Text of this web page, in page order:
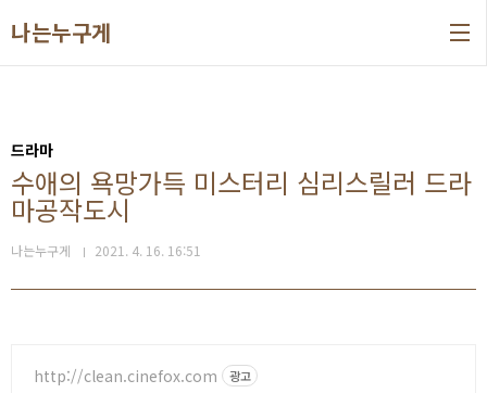
나는누구게
드라마
수애의 욕망가득 미스터리 심리스릴러 드라
마공작도시
나는누구게 2021. 4. 16. 16:51
http://clean.cinefox.com 광고